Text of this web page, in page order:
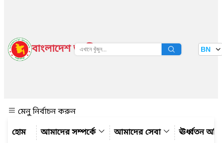
বাংলাদেশ জাতীয় তথ্য বাতায়ন BN
মেনু নির্বাচন করুন
আমাদের সম্পর্কে
আমাদের সেবা ঊর্ধ্বতন